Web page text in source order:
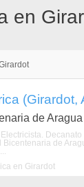
en
(Girardot,
de Aragua
Bicentenaria de
en Girardot